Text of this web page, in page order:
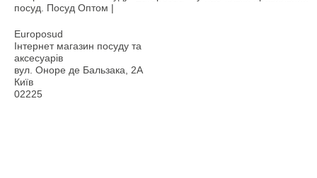
посуд. Посуд Оптом |
Europosud
Інтернет магазин посуду та
аксесуарів
вул. Оноре де Бальзака, 2А
Київ
02225